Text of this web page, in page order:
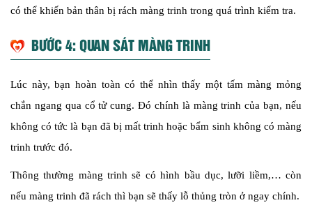
có thể khiến bản thân bị rách màng trinh trong quá trình kiểm tra.
BƯỚC 4: QUAN SÁT MÀNG TRINH
Lúc này, bạn hoàn toàn có thể nhìn thấy một tấm màng mỏng
chắn ngang qua cổ tử cung. Đó chính là màng trinh của bạn, nếu
không có tức là bạn đã bị mất trinh hoặc bẩm sinh không có màng
trinh trước đó.
Thông thường màng trinh sẽ có hình bầu dục, lưỡi liềm,… còn
nếu màng trinh đã rách thì bạn sẽ thấy lỗ thủng tròn ở ngay chính.